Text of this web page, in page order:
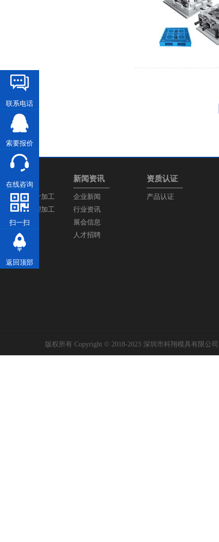
塑胶模具设计加工
塑胶产品注塑加工
新闻资讯
企业新闻
行业资讯
展会信息
人才招聘
资质认证
产品认证
版权所有 Copyright © 2018-2023 深圳市科翔模具有限公
联系电话
索要报价
在线咨询
扫一扫
返回顶部